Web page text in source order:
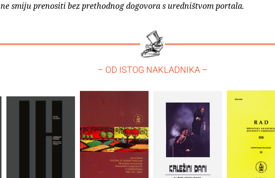
ne smiju prenositi bez prethodnog dogovora s uredništvom portala.
– OD ISTOG NAKLADNIKA –